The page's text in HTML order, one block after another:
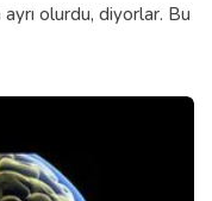
olurdu, diyorlar. Bu